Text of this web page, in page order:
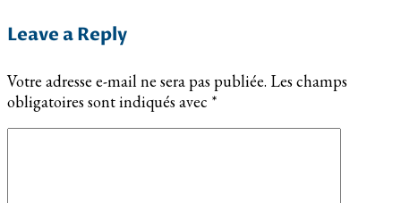
Leave a Reply
Votre adresse e-mail ne sera pas publiée. Les champs
obligatoires sont indiqués avec *